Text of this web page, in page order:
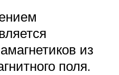
из
поля.